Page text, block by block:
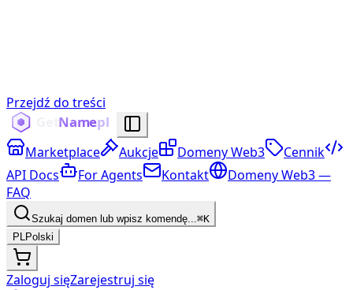
Przejdź do treści
Marketplace Aukcje Domeny Web3
Cennik
API Docs
For Agents Kontakt
Domeny Web3 —
FAQ
Szukaj domen lub wpisz komendę...⌘K
PLPolski
Zaloguj sięZarejestruj się